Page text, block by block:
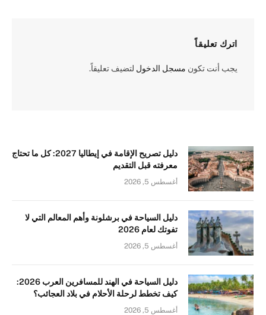
اترك تعليقاً
يجب أنت تكون مسجل الدخول لتضيف تعليقاً.
دليل تصريح الإقامة في إيطاليا 2027: كل ما تحتاج
معرفته قبل التقديم
أغسطس 5, 2026
دليل السياحة في برشلونة وأهم المعالم التي لا
تفوتك لعام 2026
أغسطس 5, 2026
دليل السياحة في الهند للمسافرين العرب 2026:
كيف تخطط لرحلة الأحلام في بلاد العجائب؟
أغسطس 5, 2026